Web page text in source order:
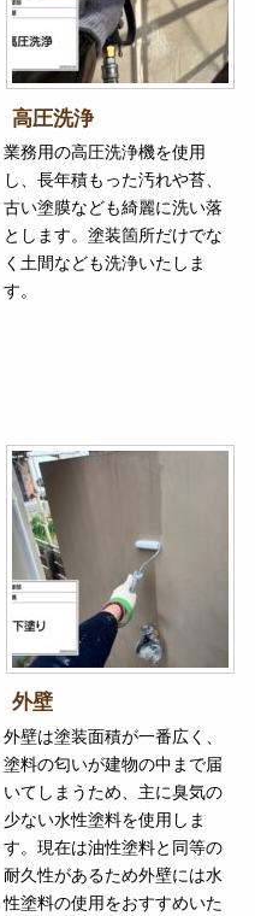
高圧洗浄
業務用の高圧洗浄機を使用
し、長年積もった汚れや苔、
古い塗膜なども綺麗に洗い落
とします。塗装箇所だけでな
く土間なども洗浄いたしま
す。
外壁
外壁は塗装面積が一番広く、
塗料の匂いが建物の中まで届
いてしまうため、主に臭気の
少ない水性塗料を使用しま
す。現在は油性塗料と同等の
耐久性があるため外壁には水
性塗料の使用をおすすめいた